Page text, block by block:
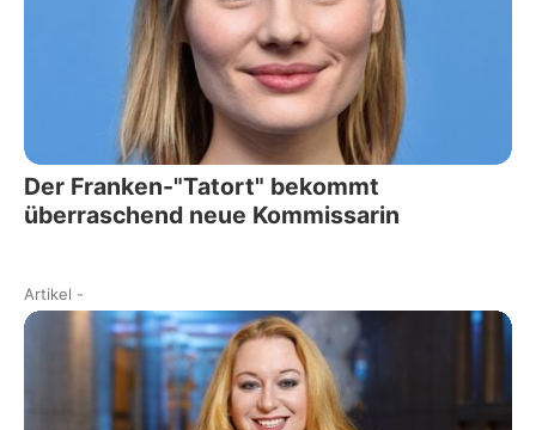
Der Franken-"Tatort" bekommt
überraschend neue Kommissarin
Artikel -